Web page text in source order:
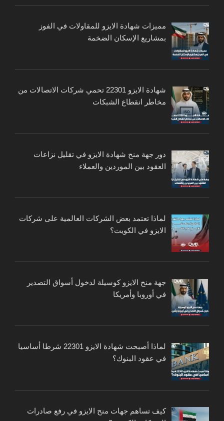
مميزات شهادة الايزو للمقاولات في الفوز
بمشاريع الإسكان الضخمة
شهادة الايزو 22301 تحمي شركات الاتصالات من
مخاطر انقطاع الشبكات
دور جهة منح شهادة الايزو في تقليل نزاعات
العقود بين الموردين والعملاء
لماذا تعتمد بعض الشركات العالمية على شركات
الايزو في الكويت؟
جهة منح الايزو كوسيلة لدخول أسواق التصدير
في أوروبا وأمريكا
لماذا أصبحت شهادة الايزو 22301 شرطا أساسيا
في عقود البنوك؟
كيف تساهم جهات منح الايزو في رفع صادرات